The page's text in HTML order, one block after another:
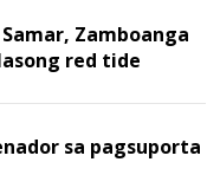
Zamboanga
red tide
sa pagsuporta